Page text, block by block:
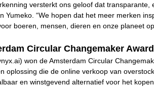
versterkt ons geloof dat
Yumeko. “We hopen dat het meer merken
boeren, mensen, dieren en onze planeet
Circular Changemaker
won de Amsterdam Circular
oplossing die de online verkoop van
en winstgevend alternatief voor het